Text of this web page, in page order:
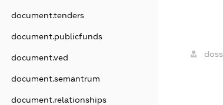
document.tenders
document.publicfunds
document.ved
document.semantrum
document.relationships